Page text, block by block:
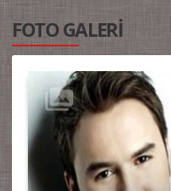
FOTO GALERİ